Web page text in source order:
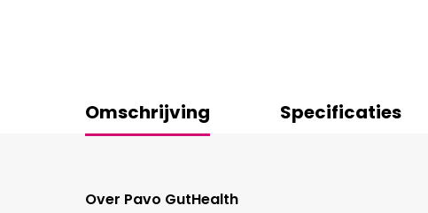
Omschrijving Specificaties
Over Pavo GutHealth